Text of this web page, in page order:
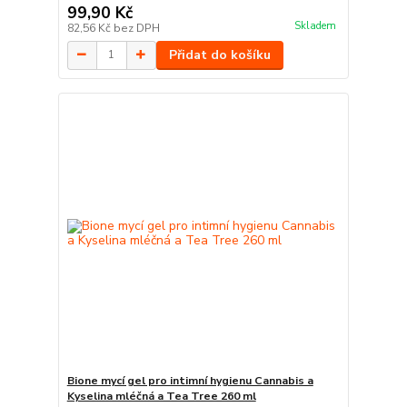
99,90 Kč
82,56 Kč bez DPH Skladem
Přidat do košíku
Bione mycí gel pro intimní hygienu Cannabis a
Kyselina mléčná a Tea Tree 260 ml